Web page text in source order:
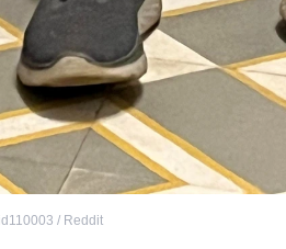
/ Reddit